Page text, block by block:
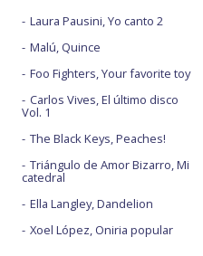
Laura Pausini, Yo canto 2
Malú, Quince
Foo Fighters, Your favorite toy
Carlos Vives, El último disco
Vol. 1
The Black Keys, Peaches!
Triángulo de Amor Bizarro, Mi
catedral
Ella Langley, Dandelion
Xoel López, Oniria popular